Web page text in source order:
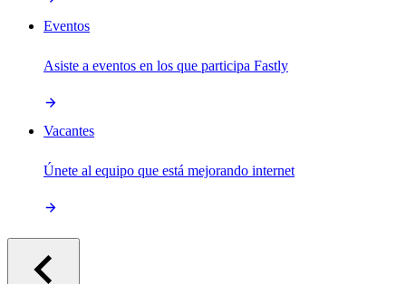
Eventos
Asiste a eventos en los que participa Fastly
Vacantes
Únete al equipo que está mejorando internet